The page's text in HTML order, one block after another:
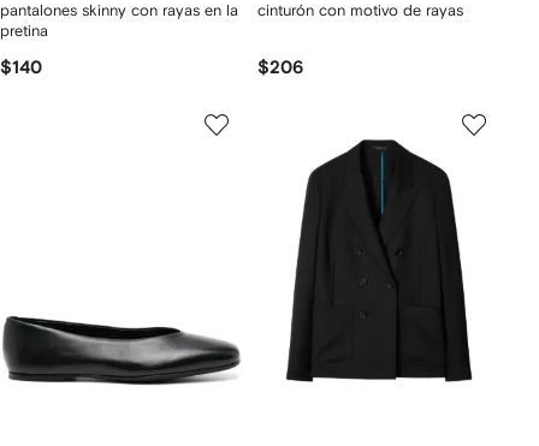
pantalones skinny con rayas en la
pretina
$140
cinturón con motivo de rayas
$206